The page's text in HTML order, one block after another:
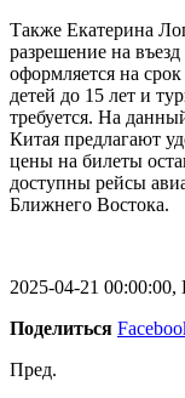
Также Екатерина
разрешение на
оформляется на
детей до 15 лет и
требуется. На
Китая предлагают
цены на билеты
доступны рейсы
Ближнего Востока.
2025-04-21 00:00:00,
Поделиться
Пред.